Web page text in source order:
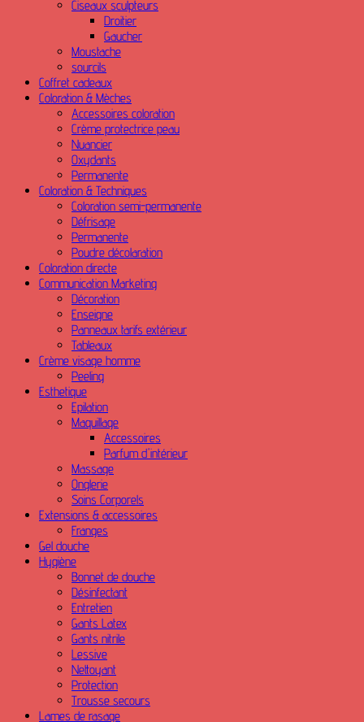
Ciseaux sculpteurs
Droitier
Gaucher
Moustache
sourcils
Coffret cadeaux
Coloration & Mèches
Accessoires coloration
Crème protectrice peau
Nuancier
Oxydants
Permanente
Coloration & Techniques
Coloration semi-permanente
Défrisage
Permanente
Poudre décolaration
Coloration directe
Communication Marketing
Décoration
Enseigne
Panneaux tarifs extérieur
Tableaux
Crème visage homme
Peeling
Esthetique
Epilation
Maquillage
Accessoires
Parfum d'intérieur
Massage
Onglerie
Soins Corporels
Extensions & accessoires
Franges
Gel douche
Hygiène
Bonnet de douche
Désinfectant
Entretien
Gants Latex
Gants nitrile
Lessive
Nettoyant
Protection
Trousse secours
Lames de rasage